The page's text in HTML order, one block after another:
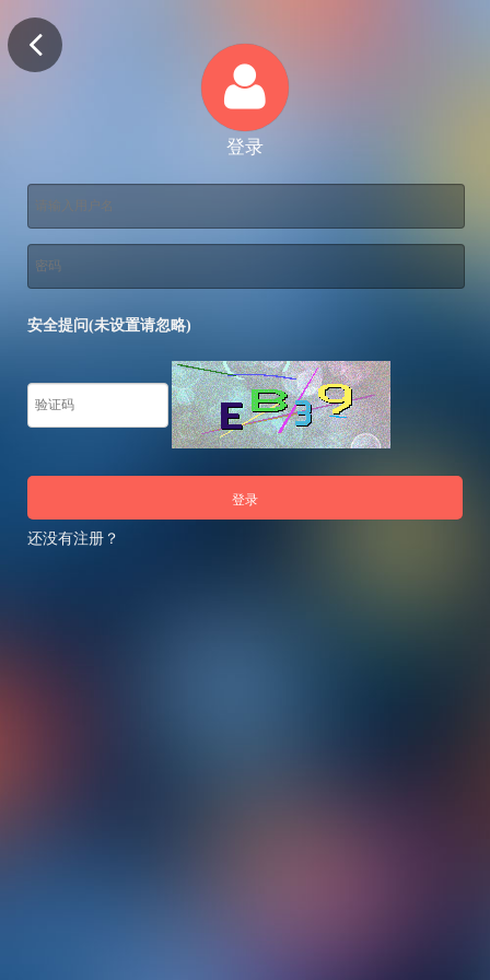
登录
安全提问(未设置请忽略)
登录
还没有注册？